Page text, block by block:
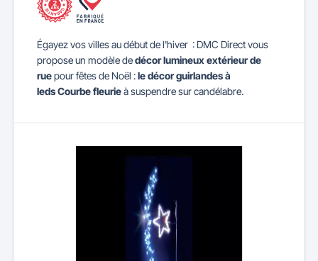
Égayez vos villes au début de l'hiver : DMC Direct vous
propose un modèle dedécor lumineux extérieur de
ruepour fêtes de Noël :le décor guirlandes à
leds Courbe fleurieà suspendre sur candélabre.